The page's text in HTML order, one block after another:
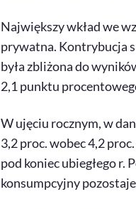
Największy wkład we
prywatna. Kontrybucja
była zbliżona do
2,1 punktu
W ujęciu rocznym, w
3,2 proc. wobec 4,2
pod koniec ubiegłego r.
konsumpcyjny